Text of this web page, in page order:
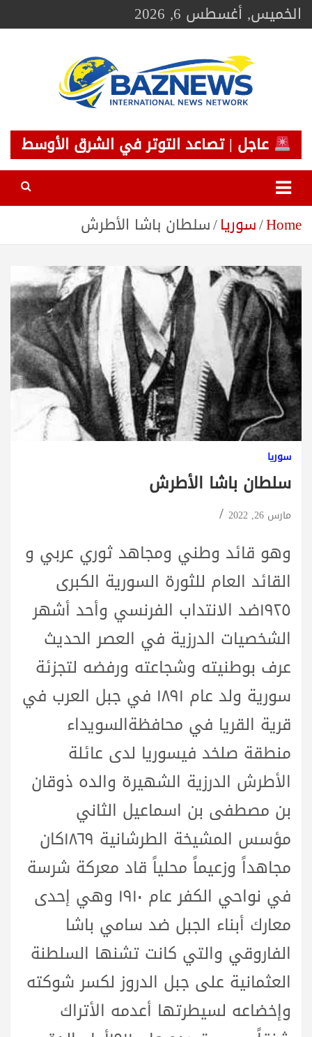
Skip
toالخميس, أغسطس 6, 2026
BAZNEWS
شبكة باز الإخبارية
عاجل | تصاعد التوتر في الشرق الأوسط
Home سوريا سلطان باشا الأطرش
سوريا
سلطان باشا الأطرش
مارس 26, 2022
وهو قائد وطني ومجاهد ثوري عربي و
القائد العام للثورة السورية الكبرى
١٩٢٥ضد الانتداب الفرنسي وأحد أشهر
الشخصيات الدرزية في العصر الحديث
عرف بوطنيته وشجاعته ورفضه لتجزئة
سورية ولد عام ١٨٩١ في جبل العرب في
قرية القريا في محافظةالسويداء
منطقة صلخد فيسوريا لدى عائلة
الأطرش الدرزية الشهيرة والده ذوقان
بن مصطفى بن اسماعيل الثاني
مؤسس المشيخة الطرشانية ١٨٦٩كان
مجاهداً وزعيماً محلياً قاد معركة شرسة
في نواحي الكفر عام ١٩١٠ وهي إحدى
معارك أبناء الجبل ضد سامي باشا
الفاروقي والتي كانت تشنها السلطنة
العثمانية على جبل الدروز لكسر شوكته
وإخضاعه لسيطرتها أعدمه الأتراك